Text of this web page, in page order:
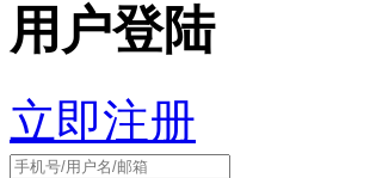
用户登陆
立即注册